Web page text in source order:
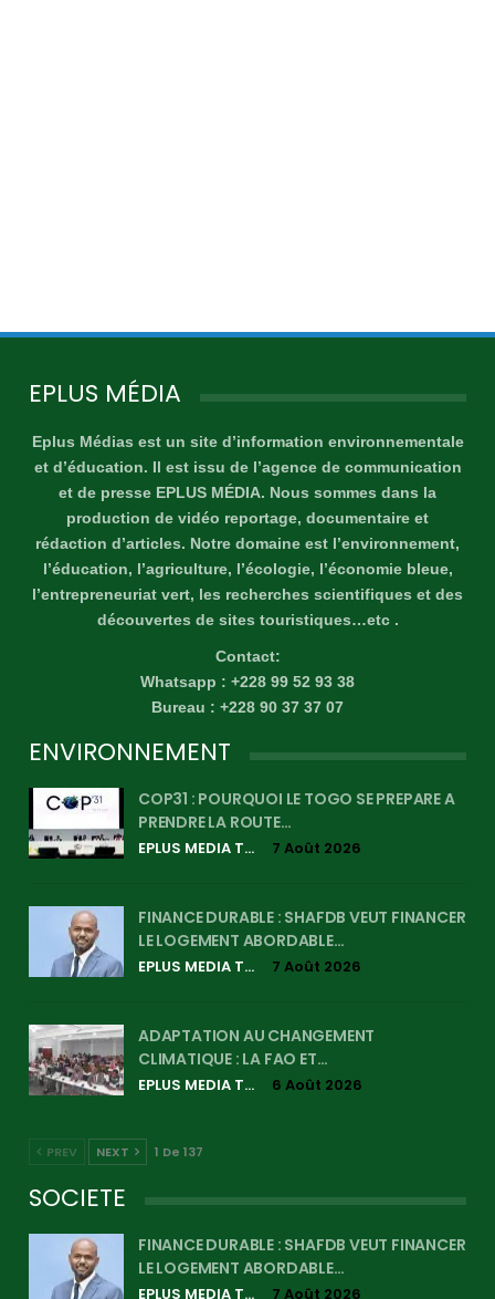
EPLUS MÉDIA
Eplus Médias est un site d’information environnementale
et d’éducation. Il est issu de l’agence de communication
et de presse EPLUS MÉDIA. Nous sommes dans la
production de vidéo reportage, documentaire et
rédaction d’articles. Notre domaine est l’environnement,
l’éducation, l’agriculture, l’écologie, l’économie bleue,
l’entrepreneuriat vert, les recherches scientifiques et des
découvertes de sites touristiques…etc .
Contact:
Whatsapp : +228 99 52 93 38
Bureau : +228 90 37 37 07
ENVIRONNEMENT
COP31 : POURQUOI LE TOGO SE PREPARE A
PRENDRE LA ROUTE…
EPLUS MEDIA TV 7 Août 2026
FINANCE DURABLE : SHAFDB VEUT FINANCER
LE LOGEMENT ABORDABLE…
EPLUS MEDIA TV 7 Août 2026
ADAPTATION AU CHANGEMENT
CLIMATIQUE : LA FAO ET…
EPLUS MEDIA TV 6 Août 2026
PREV NEXT 1 De 137
SOCIETE
FINANCE DURABLE : SHAFDB VEUT FINANCER
LE LOGEMENT ABORDABLE…
EPLUS MEDIA TV 7 Août 2026